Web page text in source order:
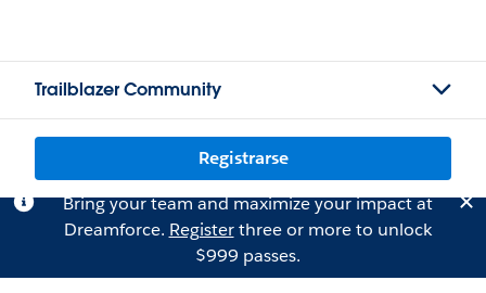
Trailblazer Community
Registrarse
Bring your team and maximize your impact at
Dreamforce. Registerthree or more to unlock
$999 passes.